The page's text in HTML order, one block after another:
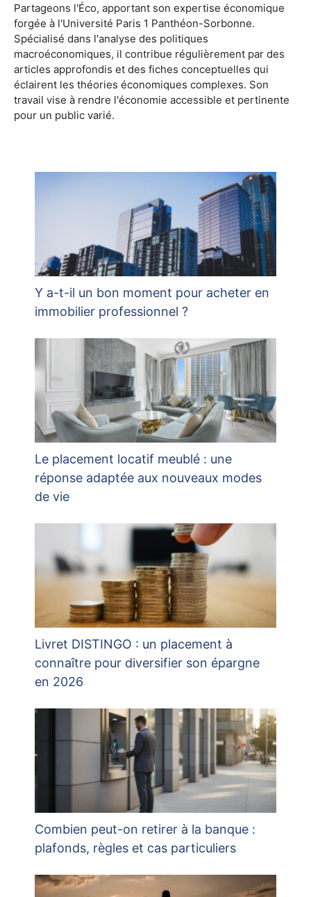
Partageons l'Éco, apportant son expertise économique
forgée à l'Université Paris 1 Panthéon-Sorbonne.
Spécialisé dans l'analyse des politiques
macroéconomiques, il contribue régulièrement par des
articles approfondis et des fiches conceptuelles qui
éclairent les théories économiques complexes. Son
travail vise à rendre l'économie accessible et pertinente
pour un public varié.
Y a-t-il un bon moment pour acheter en
immobilier professionnel ?
Le placement locatif meublé : une
réponse adaptée aux nouveaux modes
de vie
Livret DISTINGO : un placement à
connaître pour diversifier son épargne
en 2026
Combien peut-on retirer à la banque :
plafonds, règles et cas particuliers